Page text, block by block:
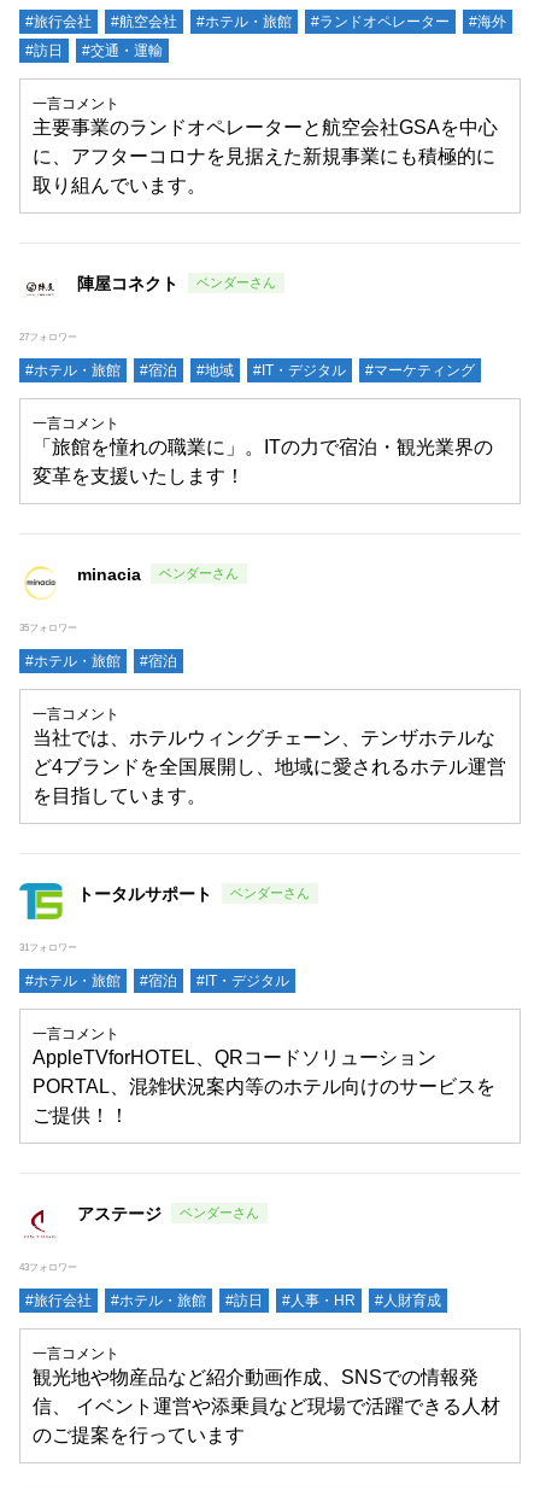
#旅行会社 #航空会社 #ホテル・旅館 #ランドオペレーター
#海外
#訪日
#交通・運輸
一言コメント
主要事業のランドオペレーターと航空会社GSAを中心
に、アフターコロナを見据えた新規事業にも積極的に
取り組んでいます。
陣屋コネクト
27フォロワー
#ホテル・旅館 #宿泊 #地域 #IT・デジタル #マーケティング
一言コメント
「旅館を憧れの職業に」。ITの力で宿泊・観光業界の
変革を支援いたします！
minacia
35フォロワー
#ホテル・旅館 #宿泊
一言コメント
当社では、ホテルウィングチェーン、テンザホテルな
ど4ブランドを全国展開し、地域に愛されるホテル運営
を目指しています。
トータルサポート
31フォロワー
#ホテル・旅館 #宿泊 #IT・デジタル
一言コメント
AppleTVforHOTEL、QRコードソリューション
PORTAL、混雑状況案内等のホテル向けのサービスを
ご提供！！
アステージ
43フォロワー
#旅行会社 #ホテル・旅館 #訪日 #人事・HR #人財育成
一言コメント
観光地や物産品など紹介動画作成、SNSでの情報発
信、 イベント運営や添乗員など現場で活躍できる人材
のご提案を行っています